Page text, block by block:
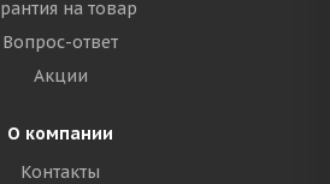
на товар
Вопрос-ответ
Акции
О компании
Контакты